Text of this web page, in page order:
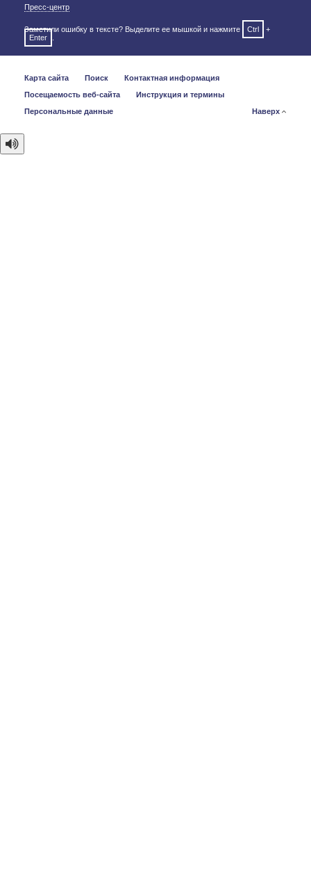
Пресс-центр
Заметили ошибку в тексте? Выделите ее мышкой и нажмите Ctrl
+
Enter
Карта сайта Поиск
Контактная информация
Посещаемость веб-сайта
Инструкция и термины
Персональные данные
Наверх